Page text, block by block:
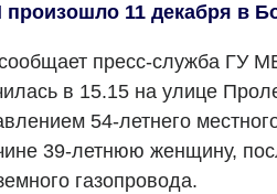
11 декабря в
пресс-служба ГУ
в 15.15 на улице
54-летнего
39-летнюю женщину,
газопровода.